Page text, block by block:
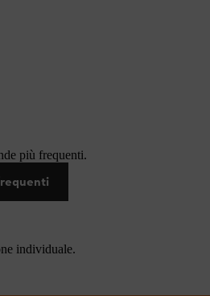
più frequenti.
individuale.